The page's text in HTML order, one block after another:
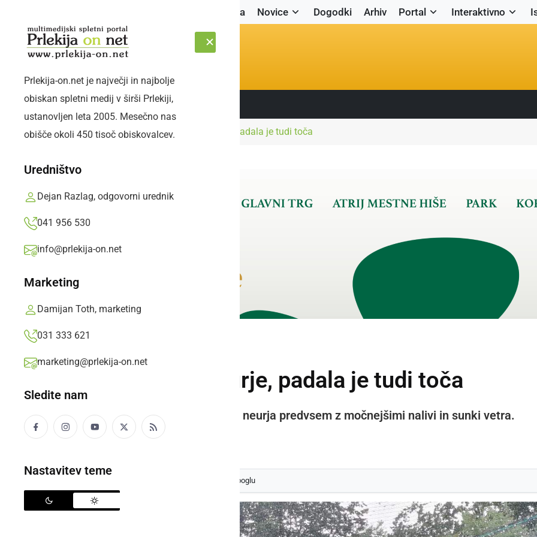
Naslovnica Novice Dogodki Arhiv Portal Interaktivno
ČETRTEK, 6. AVGUST 2026 Sledite nam:
Prlekija-on.net je največji in najbolje
obiskan spletni medij v širši Prlekiji,
ustanovljen leta 2005. Mesečno nas
obišče okoli 450 tisoč obiskovalcev.
Uredništvo
Dejan Razlag, odgovorni urednik
041 956 530
info@prlekija-on.net
Marketing
Damijan Toth, marketing
031 333 621
marketing@prlekija-on.net
Sledite nam
Nastavitev teme
Naslovnica NaravaZajelo nas je neurje, padala je tudi toča
Zajelo nas je neurje, padala je tudi toča
Zvečer bodo še možna krajevna neurja predvsem z močnejšimi nalivi in sunki vetra.
Prlekija-on.net,nedelja, 1. avgust 2021 ob 17:51
kot svoj prednostni vir na Googlu